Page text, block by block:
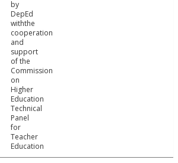
by
DepEd
withthe
cooperation
and
support
of the
Commission
on
Higher
Education
Technical
Panel
for
Teacher
Education